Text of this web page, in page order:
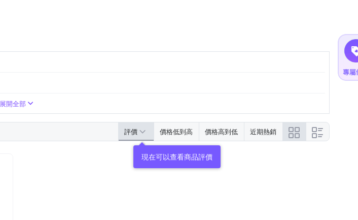
展開全部
評價 價格低到高 價格高到低 近期熱銷
現在可以查看商品評價